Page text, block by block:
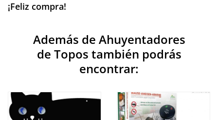
¡Feliz compra!
Además de Ahuyentadores
de Topos también podrás
encontrar: